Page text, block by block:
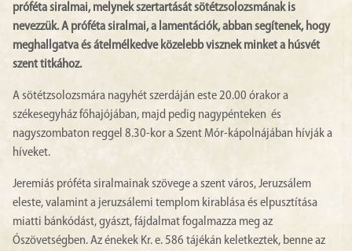
próféta siralmai, melynek szertartását sötétzsolozsmának is
nevezzük. A próféta siralmai, a lamentációk, abban segítenek, hogy
meghallgatva és átelmélkedve közelebb visznek minket a húsvét
szent titkához.
A sötétzsolozsmára nagyhét szerdáján este 20.00 órakor a
székesegyház főhajójában, majd pedig nagypénteken és
nagyszombaton reggel 8.30-kor a Szent Mór-kápolnájában hívják a
híveket.
Jeremiás próféta siralmainak szövege a szent város, Jeruzsálem
eleste, valamint a jeruzsálemi templom kirablása és elpusztítása
miatti bánkódást, gyászt, fájdalmat fogalmazza meg az
Ószövetségben. Az énekek Kr. e. 586 tájékán keletkeztek, benne az